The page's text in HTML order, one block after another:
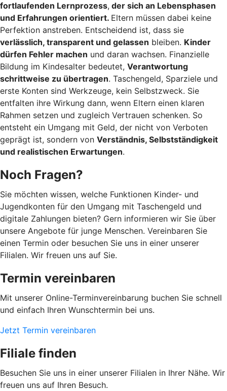
fortlaufenden Lernprozess, der sich an Lebensphasen
und Erfahrungen orientiert. Eltern müssen dabei keine
Perfektion anstreben. Entscheidend ist, dass sie
verlässlich, transparent und gelassen bleiben. Kinder
dürfen Fehler machen und daran wachsen. Finanzielle
Bildung im Kindesalter bedeutet, Verantwortung
schrittweise zu übertragen. Taschengeld, Sparziele und
erste Konten sind Werkzeuge, kein Selbstzweck. Sie
entfalten ihre Wirkung dann, wenn Eltern einen klaren
Rahmen setzen und zugleich Vertrauen schenken. So
entsteht ein Umgang mit Geld, der nicht von Verboten
geprägt ist, sondern von Verständnis, Selbstständigkeit
und realistischen Erwartungen.
Noch Fragen?
Sie möchten wissen, welche Funktionen Kinder- und
Jugendkonten für den Umgang mit Taschengeld und
digitale Zahlungen bieten? Gern informieren wir Sie über
unsere Angebote für junge Menschen. Vereinbaren Sie
einen Termin oder besuchen Sie uns in einer unserer
Filialen. Wir freuen uns auf Sie.
Termin vereinbaren
Mit unserer Online-Terminvereinbarung buchen Sie schnell
und einfach Ihren Wunschtermin bei uns.
Jetzt Termin vereinbaren
Filiale finden
Besuchen Sie uns in einer unserer Filialen in Ihrer Nähe. Wir
freuen uns auf Ihren Besuch.